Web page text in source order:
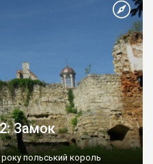
місто належить до 1375
почалася ще у княжі
шлях від Львова до
Замок
польський король